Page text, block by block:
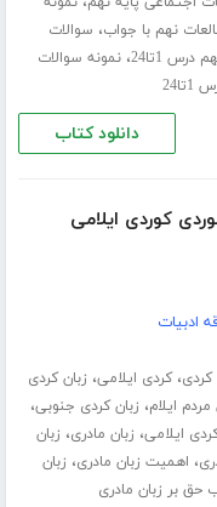
نهم با جواب، سوالات
1تا24
،نمونه سوالات
دانلود کتاب
کوردی ایلامی
ادبیات
کردی،کردی ایلامی، زبان کردی
مردم ایلام، زبان کردی جنوبی،
ایلامی، زبان مادری، زبان
، اهمیت زبان مادری، زبان